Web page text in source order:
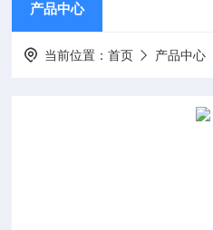
产品中心
当前位置：首页 产品中心